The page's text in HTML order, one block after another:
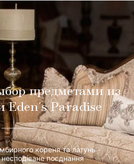
предметами из
Eden's Paradise
кореня та латунь -
поєднання